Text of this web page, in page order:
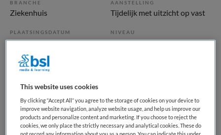
BRANCHE
Ziekenhuis
AANSTELLING
Tijdelijk met uitzicht op vast
PLAATSINGSDATUM
6 april 2025
NIVEAU
MBO
ERVARING
Niet nader bepaald
Vacature niet beschikbaar
Deze vacature Doktersassistent Oncologie & Hematologie
This website uses cookies
By clicking “Accept All” you agree to the storage of cookies on your device to
improve website navigation, analyze website usage, and help us improve our
products and personalize content and marketing. If you choose to reject the
cookies, we only place the strictly necessary and analytical cookies. These do
not record any information about you as a person. You can indicate this under